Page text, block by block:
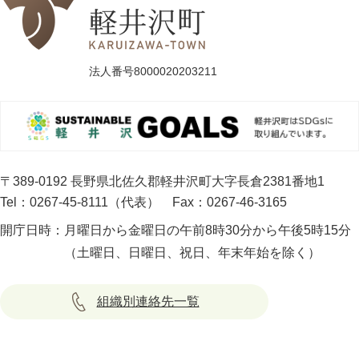
法人番号8000020203211
〒389-0192 長野県北佐久郡軽井沢町大字長倉2381番地1
Tel：0267-45-8111（代表）
Fax：0267-46-3165
開庁日時： 月曜日から金曜日の午前8時30分から午後5時15分
（土曜日、日曜日、祝日、年末年始を除く）
組織別連絡先一覧